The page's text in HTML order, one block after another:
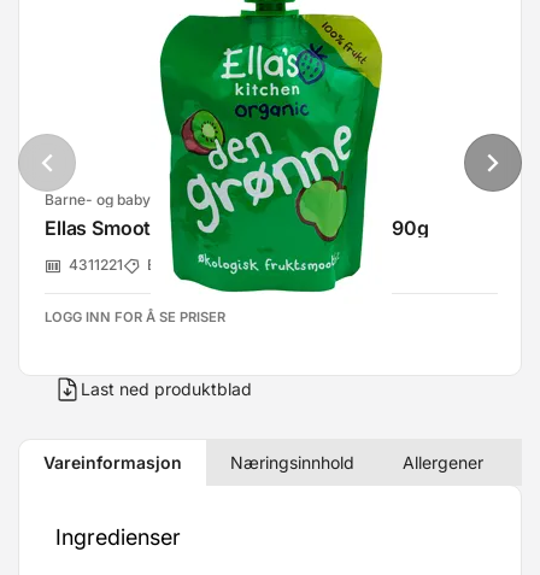
Barne- og babyartikler
Ellas Smoothie Den Grønne Økologisk 90g
4311221 Ellas
LOGG INN FOR Å SE PRISER
Last ned produktblad
Vareinformasjon Næringsinnhold Allergener
Ingredienser